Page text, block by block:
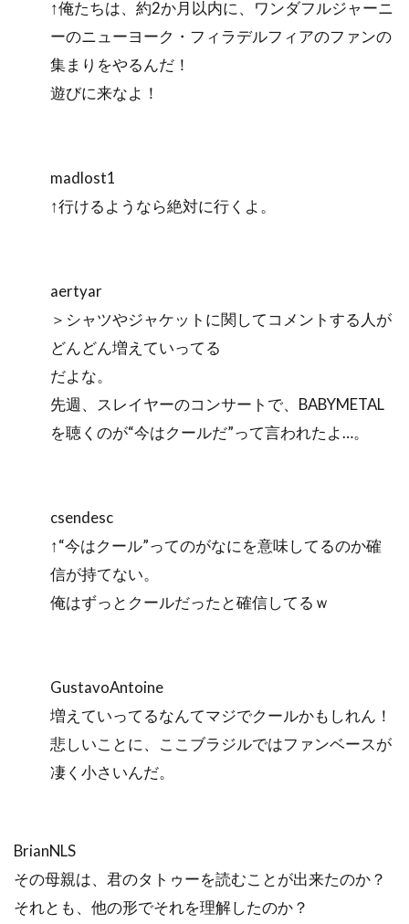
↑俺たちは、約2か月以内に、ワンダフルジャーニ
ーのニューヨーク・フィラデルフィアのファンの
集まりをやるんだ！
遊びに来なよ！
madlost1
↑行けるようなら絶対に行くよ。
aertyar
＞シャツやジャケットに関してコメントする人が
どんどん増えていってる
だよな。
先週、スレイヤーのコンサートで、BABYMETAL
を聴くのが“今はクールだ”って言われたよ…。
csendesc
↑“今はクール”ってのがなにを意味してるのか確
信が持てない。
俺はずっとクールだったと確信してるｗ
GustavoAntoine
増えていってるなんてマジでクールかもしれん！
悲しいことに、ここブラジルではファンベースが
凄く小さいんだ。
BrianNLS
その母親は、君のタトゥーを読むことが出来たのか？
それとも、他の形でそれを理解したのか？